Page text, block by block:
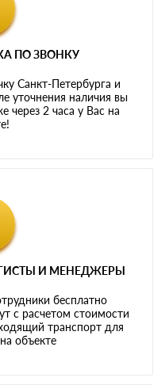
ПО ЗВОНКУ
Санкт-Петербурга и
уточнения наличия вы
через 2 часа у Вас на
И МЕНЕДЖЕРЫ
бесплатно
с расчетом стоимости
транспорт для
объекте